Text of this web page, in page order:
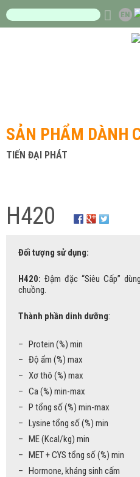
SẢN PHẨM DÀNH
TIẾN ĐẠI PHÁT
H420
Đối tượng sử dụng:
H420: Đậm đặc “Siêu Cấp”
chuồng.
Thành phần dinh dưỡng:
– Protein (%) min
– Độ ẩm (%) max
– Xơ thô (%) max
– Ca (%) min-max
– P tổng số (%) min-max
– Lysine tổng số (%) min
– ME (Kcal/kg) min
– MET + CYS tổng số (%) min
– Hormone, kháng sinh cấm